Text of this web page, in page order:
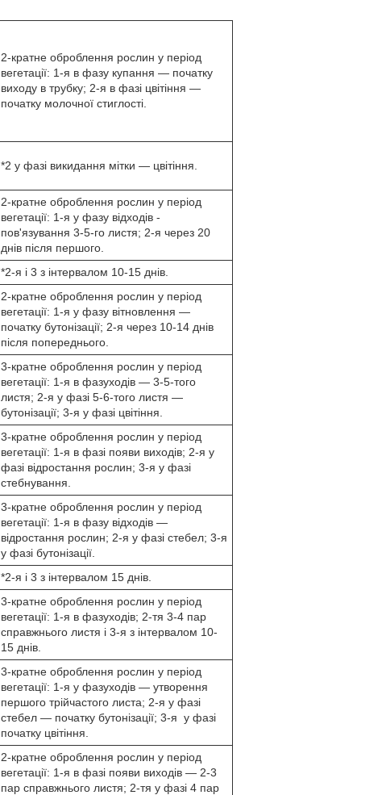
2-кратне оброблення рослин у період
вегетації: 1-я в фазу купання — початку
виходу в трубку; 2-я в фазі цвітіння —
початку молочної стиглості.
*2 у фазі викидання мітки — цвітіння.
2-кратне оброблення рослин у період
вегетації: 1-я у фазу відходів -
пов'язування 3-5-го листя; 2-я через 20
днів після першого.
*2-я і 3 з інтервалом 10-15 днів.
2-кратне оброблення рослин у період
вегетації: 1-я у фазу вітновлення —
початку бутонізації; 2-я через 10-14 днів
після попереднього.
3-кратне оброблення рослин у період
вегетації: 1-я в фазуходів — 3-5-того
листя; 2-я у фазі 5-6-того листя —
бутонізації; 3-я у фазі цвітіння.
3-кратне оброблення рослин у період
вегетації: 1-я в фазі появи виходів; 2-я у
фазі відростання рослин; 3-я у фазі
стебнування.
3-кратне оброблення рослин у період
вегетації: 1-я в фазу відходів —
відростання рослин; 2-я у фазі стебел; 3-я
у фазі бутонізації.
*2-я і 3 з інтервалом 15 днів.
3-кратне оброблення рослин у період
вегетації: 1-я в фазуходів; 2-тя 3-4 пар
справжнього листя і 3-я з інтервалом 10-
15 днів.
3-кратне оброблення рослин у період
вегетації: 1-я у фазуходів — утворення
першого трійчастого листа; 2-я у фазі
стебел — початку бутонізації; 3-я у фазі
початку цвітіння.
2-кратне оброблення рослин у період
вегетації: 1-я в фазі появи виходів — 2-3
пар справжнього листя; 2-тя у фазі 4 пар